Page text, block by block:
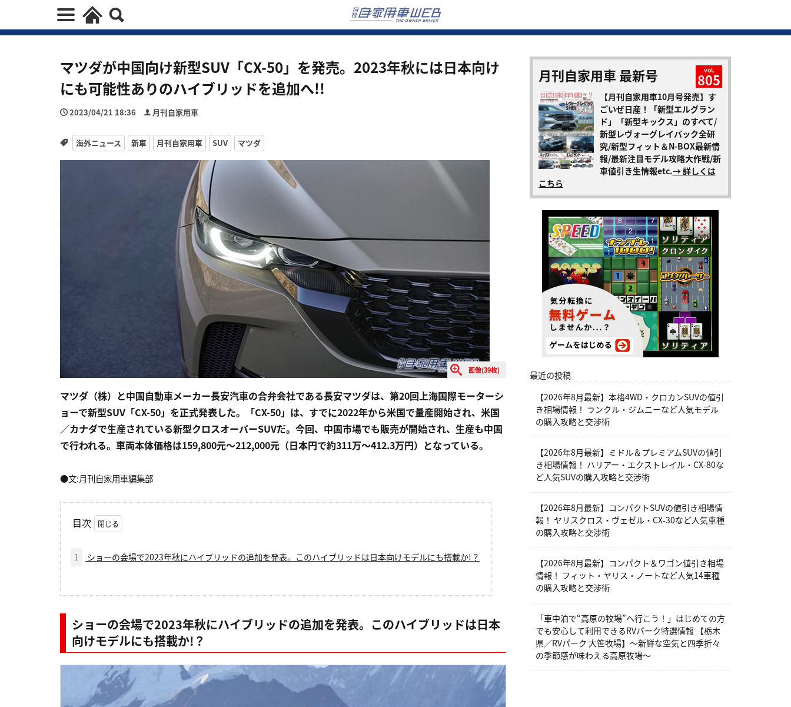
マツダが中国向け新型SUV「CX-50」を発売。2023年秋には日本向け
にも可能性ありのハイブリッドを追加へ!!
2023/04/21 18:36 月刊自家用車
海外ニュース 新車 月刊自家用車 SUV マツダ
画像(39枚)
マツダ（株）と中国自動車メーカー長安汽車の合弁会社である長安マツダは、第20回上海国際モーターシ
ョーで新型SUV「CX-50」を正式発表した。「CX-50」は、すでに2022年から米国で量産開始され、米国
／カナダで生産されている新型クロスオーバーSUVだ。今回、中国市場でも販売が開始され、生産も中国
で行われる。車両本体価格は159,800元〜212,000元（日本円で約311万〜412.3万円）となっている。
●文:月刊自家用車編集部
目次
1 ショーの会場で2023年秋にハイブリッドの追加を発表。このハイブリッドは日本向けモデルにも搭載か!？
ショーの会場で2023年秋にハイブリッドの追加を発表。このハイブリッドは日本
向けモデルにも搭載か!？
月刊自家用車 最新号 vol.
805
【月刊自家用車10月号発売】す
ごいぜ日産！「新型エルグラン
ド」「新型キックス」のすべて/
新型レヴォーグレイバック全研
究/新型フィット＆N-BOX最新情
報/最新注目モデル攻略大作戦/新
車値引き生情報etc.→ 詳しくは
こちら
最近の投稿
【2026年8月最新】本格4WD・クロカンSUVの値引
き相場情報！ ランクル・ジムニーなど人気モデル
の購入攻略と交渉術
【2026年8月最新】ミドル＆プレミアムSUVの値引
き相場情報！ ハリアー・エクストレイル・CX-80な
ど人気SUVの購入攻略と交渉術
【2026年8月最新】コンパクトSUVの値引き相場情
報！ ヤリスクロス・ヴェゼル・CX-30など人気車種
の購入攻略と交渉術
【2026年8月最新】コンパクト＆ワゴン値引き相場
情報！ フィット・ヤリス・ノートなど人気14車種
の購入攻略と交渉術
「車中泊で“高原の牧場”へ行こう！」はじめての方
でも安心して利用できるRVパーク特選情報 【栃木
県／RVパーク 大笹牧場】～新鮮な空気と四季折々
の季節感が味わえる高原牧場～